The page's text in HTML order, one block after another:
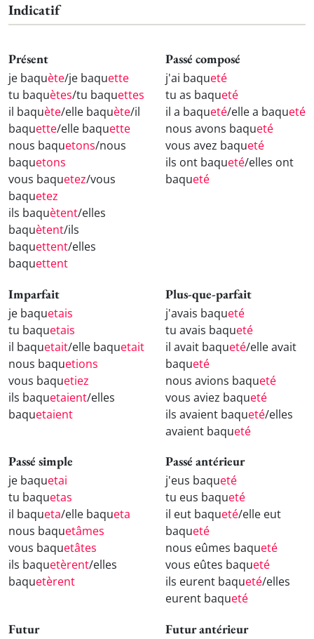
Indicatif
Présent
je baquète/je baquette
tu baquètes/tu baquettes
il baquète/elle baquète/il
baquette/elle baquette
nous baquetons/nous
baquetons
vous baquetez/vous
baquetez
ils baquètent/elles
baquètent/ils
baquettent/elles
baquettent
Passé composé
j'ai baqueté
tu as baqueté
il a baqueté/elle a baqueté
nous avons baqueté
vous avez baqueté
ils ont baqueté/elles ont
baqueté
Imparfait
je baquetais
tu baquetais
il baquetait/elle baquetait
nous baquetions
vous baquetiez
ils baquetaient/elles
baquetaient
Plus-que-parfait
j'avais baqueté
tu avais baqueté
il avait baqueté/elle avait
baqueté
nous avions baqueté
vous aviez baqueté
ils avaient baqueté/elles
avaient baqueté
Passé simple
je baquetai
tu baquetas
il baqueta/elle baqueta
nous baquetâmes
vous baquetâtes
ils baquetèrent/elles
baquetèrent
Passé antérieur
j'eus baqueté
tu eus baqueté
il eut baqueté/elle eut
baqueté
nous eûmes baqueté
vous eûtes baqueté
ils eurent baqueté/elles
eurent baqueté
Futur Futur antérieur